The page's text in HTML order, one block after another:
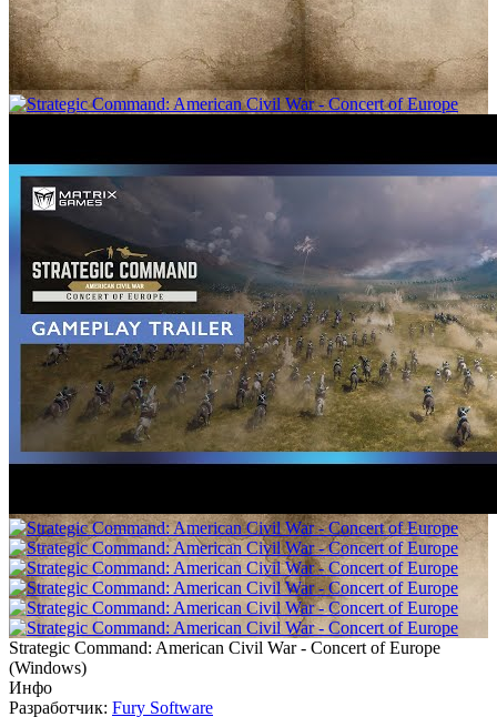
Strategic Command: American Civil War - Concert of Europe
(Windows)
Инфо
Разработчик: Fury Software